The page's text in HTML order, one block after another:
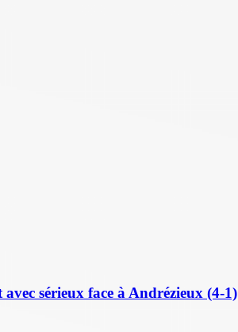
sérieux face à Andrézieux (4-1)